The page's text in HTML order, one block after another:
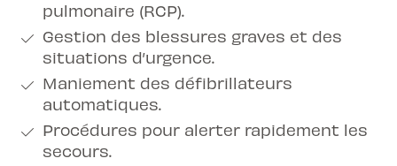
pulmonaire (RCP).
Gestion des blessures graves et des
situations d’urgence.
Maniement des défibrillateurs
automatiques.
Procédures pour alerter rapidement les
secours.